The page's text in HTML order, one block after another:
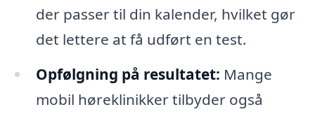
der passer til din kalender, hvilket gør
det lettere at få udført en test.
Opfølgning på resultatet: Mange
mobil høreklinikker tilbyder også